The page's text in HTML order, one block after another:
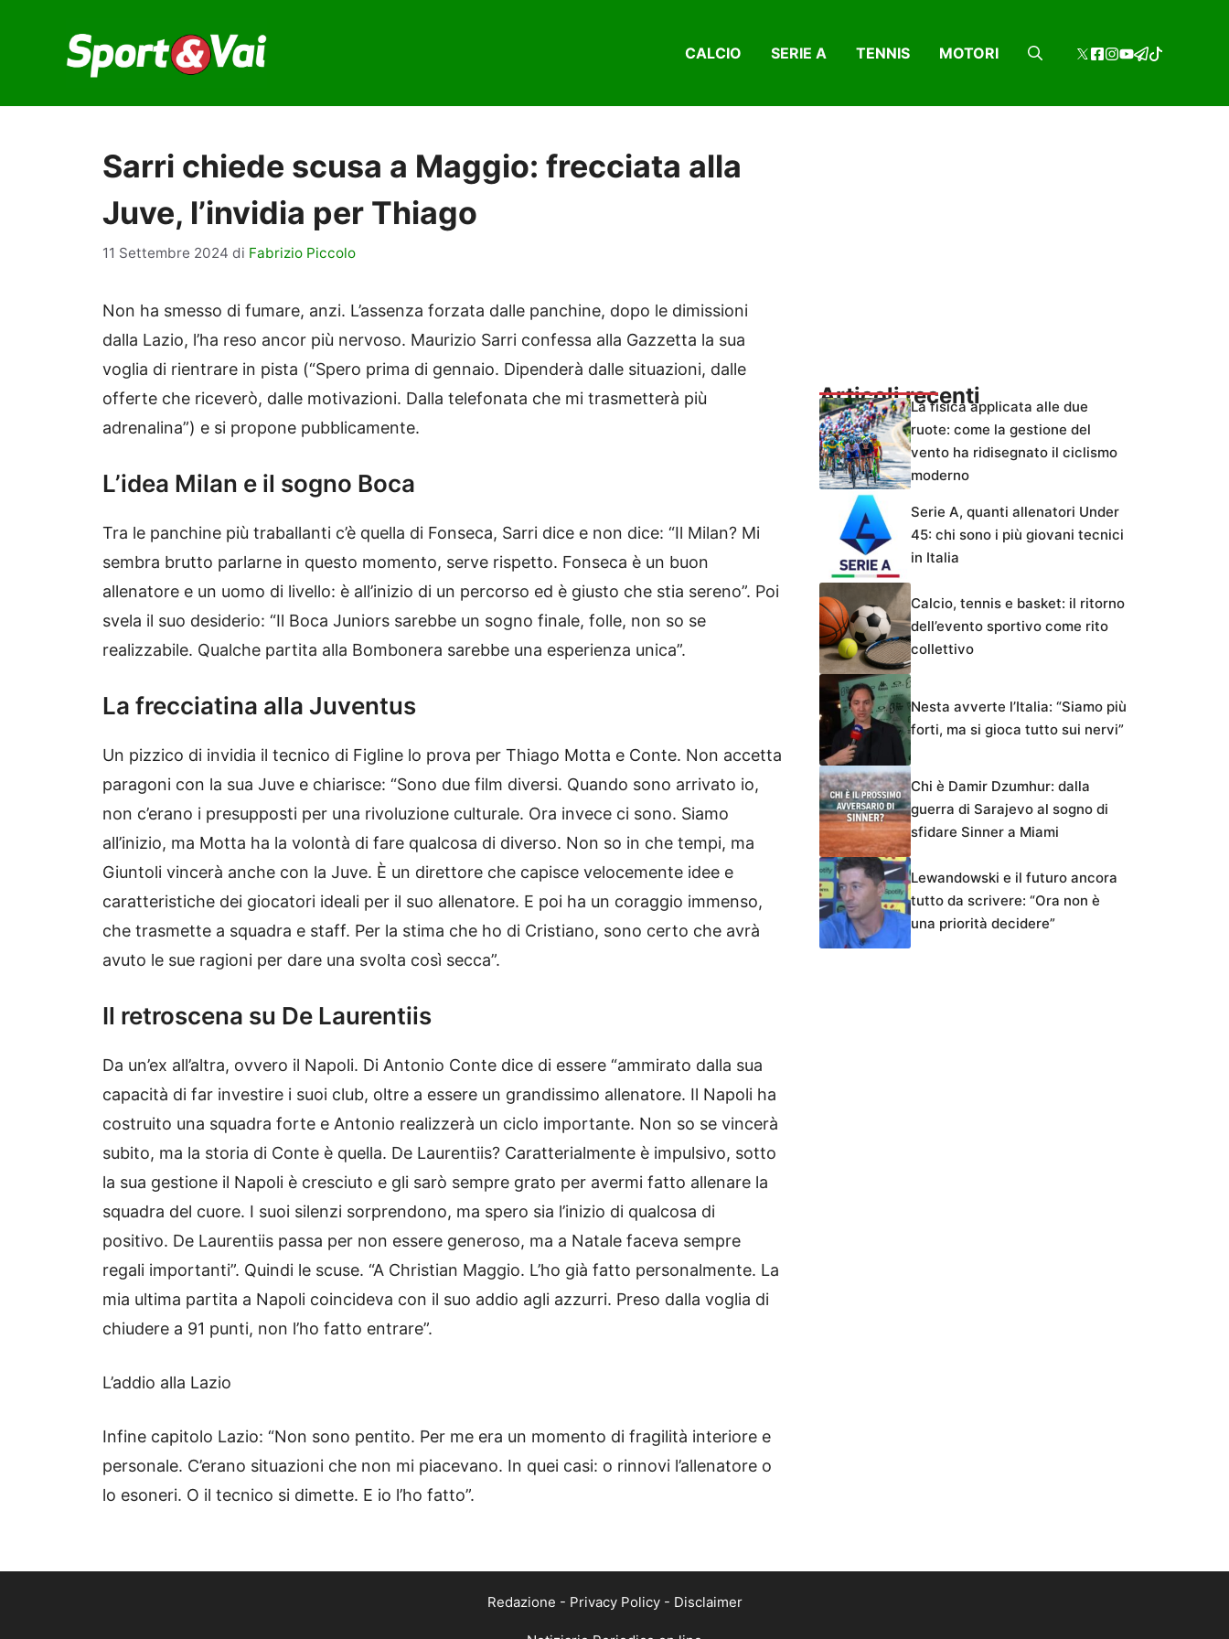
contenuto
CALCIO SERIE A TENNIS MOTORI
Sarri chiede scusa a Maggio: frecciata alla
Juve, l’invidia per Thiago
11 Settembre 2024 di Fabrizio Piccolo
Non ha smesso di fumare, anzi. L’assenza forzata dalle panchine, dopo le dimissioni
dalla Lazio, l’ha reso ancor più nervoso. Maurizio Sarri confessa alla Gazzetta la sua
voglia di rientrare in pista (“Spero prima di gennaio. Dipenderà dalle situazioni, dalle
offerte che riceverò, dalle motivazioni. Dalla telefonata che mi trasmetterà più
adrenalina”) e si propone pubblicamente.
L’idea Milan e il sogno Boca
Tra le panchine più traballanti c’è quella di Fonseca, Sarri dice e non dice: “Il Milan? Mi
sembra brutto parlarne in questo momento, serve rispetto. Fonseca è un buon
allenatore e un uomo di livello: è all’inizio di un percorso ed è giusto che stia sereno”. Poi
svela il suo desiderio: “Il Boca Juniors sarebbe un sogno finale, folle, non so se
realizzabile. Qualche partita alla Bombonera sarebbe una esperienza unica”.
La frecciatina alla Juventus
Un pizzico di invidia il tecnico di Figline lo prova per Thiago Motta e Conte. Non accetta
paragoni con la sua Juve e chiarisce: “Sono due film diversi. Quando sono arrivato io,
non c’erano i presupposti per una rivoluzione culturale. Ora invece ci sono. Siamo
all’inizio, ma Motta ha la volontà di fare qualcosa di diverso. Non so in che tempi, ma
Giuntoli vincerà anche con la Juve. È un direttore che capisce velocemente idee e
caratteristiche dei giocatori ideali per il suo allenatore. E poi ha un coraggio immenso,
che trasmette a squadra e staff. Per la stima che ho di Cristiano, sono certo che avrà
avuto le sue ragioni per dare una svolta così secca”.
Il retroscena su De Laurentiis
Da un’ex all’altra, ovvero il Napoli. Di Antonio Conte dice di essere “ammirato dalla sua
capacità di far investire i suoi club, oltre a essere un grandissimo allenatore. Il Napoli ha
costruito una squadra forte e Antonio realizzerà un ciclo importante. Non so se vincerà
subito, ma la storia di Conte è quella. De Laurentiis? Caratterialmente è impulsivo, sotto
la sua gestione il Napoli è cresciuto e gli sarò sempre grato per avermi fatto allenare la
squadra del cuore. I suoi silenzi sorprendono, ma spero sia l’inizio di qualcosa di
positivo. De Laurentiis passa per non essere generoso, ma a Natale faceva sempre
regali importanti”. Quindi le scuse. “A Christian Maggio. L’ho già fatto personalmente. La
mia ultima partita a Napoli coincideva con il suo addio agli azzurri. Preso dalla voglia di
chiudere a 91 punti, non l’ho fatto entrare”.
L’addio alla Lazio
Infine capitolo Lazio: “Non sono pentito. Per me era un momento di fragilità interiore e
personale. C’erano situazioni che non mi piacevano. In quei casi: o rinnovi l’allenatore o
lo esoneri. O il tecnico si dimette. E io l’ho fatto”.
Articoli recentiLa fisica applicata alle due
ruote: come la gestione del
vento ha ridisegnato il ciclismo
moderno
Serie A, quanti allenatori Under
45: chi sono i più giovani tecnici
in Italia
Calcio, tennis e basket: il ritorno
dell’evento sportivo come rito
collettivo
Nesta avverte l’Italia: “Siamo più
forti, ma si gioca tutto sui nervi”
Chi è Damir Dzumhur: dalla
guerra di Sarajevo al sogno di
sfidare Sinner a Miami
Lewandowski e il futuro ancora
tutto da scrivere: “Ora non è
una priorità decidere”
Redazione - Privacy Policy- Disclaimer